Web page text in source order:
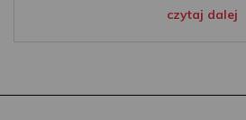
czytaj dalej